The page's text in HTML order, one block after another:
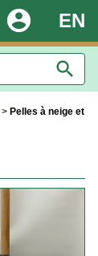
EN
account_circle
search
> Pelles à neige et